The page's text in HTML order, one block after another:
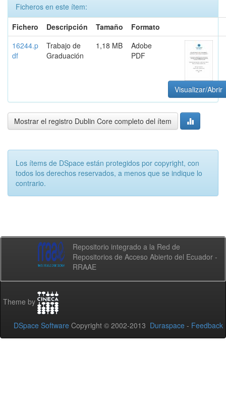
Ficheros en este ítem:
Fichero
Descripción Tamaño
Formato
16244.p
df
Trabajo de
Graduación
1,18 MB
Adobe
PDF
Visualizar/Abrir
Mostrar el registro Dublin Core completo del ítem
Los ítems de DSpace están protegidos por copyright, con
todos los derechos reservados, a menos que se indique lo
contrario.
Repositorio integrado a la Red de
Repositorios de Acceso Abierto del Ecuador -
RRAAE
Theme by
DSpace Software Copyright © 2002-2013 Duraspace - Feedback